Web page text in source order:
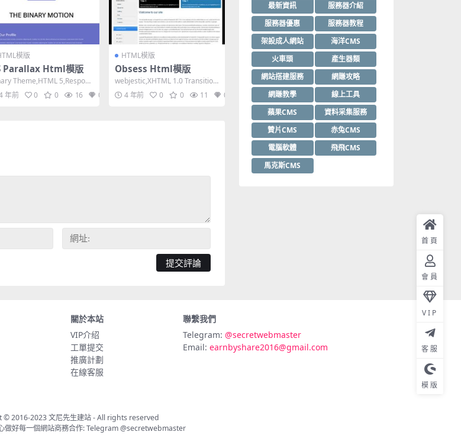
模版
Parallax Html模版
Theme,HTML 5,Respons
3 Column...
年前 0 0 16 0
HTML模版
Obsess Html模版
webjestic,XHTML 1.0 Transition
al,Fixed W...
4 年前 0 0 11 0
最新資訊
服務器介紹
服務器優惠
服務器教程
架設成人網站
海洋CMS
火車頭
產生器類
網站搭建服務
網賺攻略
網賺教學
線上工具
蘋果CMS
資料采集服務
贊片CMS
赤兔CMS
電腦軟體
飛飛CMS
馬克斯CMS
關於本站
VIP介绍
工單提交
推廣計劃
在線客服
聯繫我們
Telegram: @secretwebmaster
Email: earnbyshare2016@gmail.com
© 2016-2023文尼先生建站- All rights reserved
做好每一個網站商務合作: Telegram@secretwebmaster
首頁
會員
VIP
客服
模版